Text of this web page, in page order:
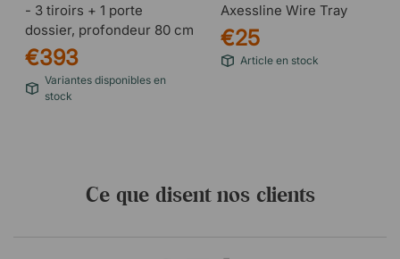
- 3 tiroirs + 1 porte
dossier, profondeur 80 cm
€393
Variantes disponibles en
stock
Axessline Wire Tray
€25
Article en stock
Ce que disent nos clients